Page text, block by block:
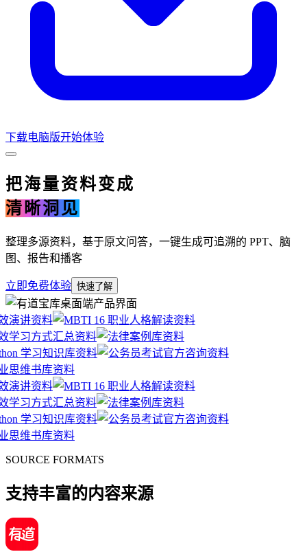
下载电脑版开始体验
把海量资料变成
清晰洞见
整理多源资料，基于原文问答，一键生成可追溯的 PPT、脑
图、报告和播客
立即免费体验 快速了解
SOURCE FORMATS
支持丰富的内容来源